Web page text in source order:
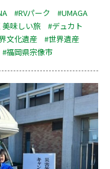
#RVパーク
#UMAGA
味しい旅
#デュカト
文化遺産
#世界遺産
#福岡県宗像市